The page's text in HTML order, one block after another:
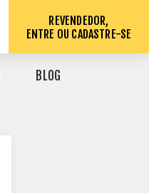
REVENDEDOR,
ENTRE OU CADASTRE-SE
BLOG